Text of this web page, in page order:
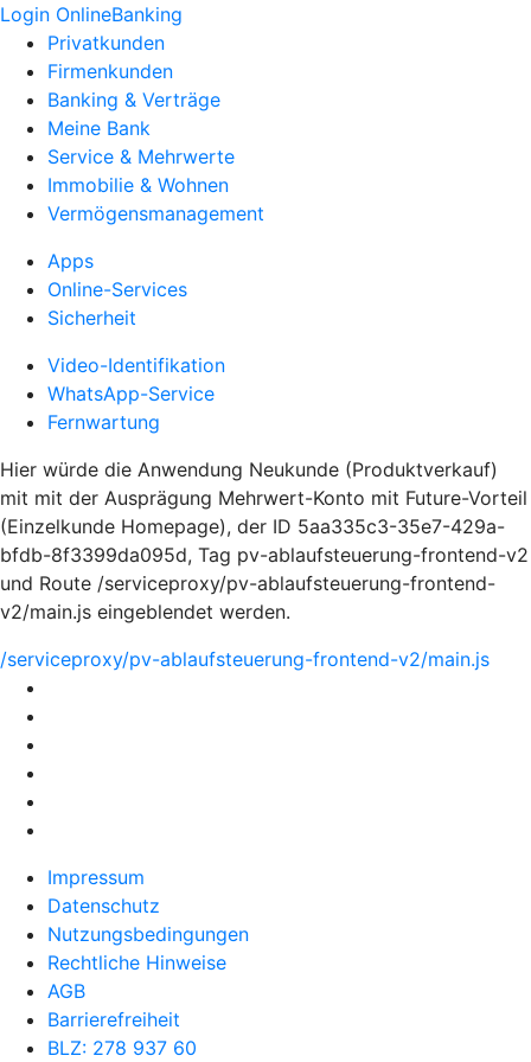
Login OnlineBanking
Privatkunden
Firmenkunden
Banking & Verträge
Meine Bank
Service & Mehrwerte
Immobilie & Wohnen
Vermögensmanagement
Apps
Online-Services
Sicherheit
Video-Identifikation
WhatsApp-Service
Fernwartung
Hier würde die Anwendung Neukunde (Produktverkauf)
mit mit der Ausprägung Mehrwert-Konto mit Future-Vorteil
(Einzelkunde Homepage), der ID 5aa335c3-35e7-429a-
bfdb-8f3399da095d, Tag pv-ablaufsteuerung-frontend-v2
und Route /serviceproxy/pv-ablaufsteuerung-frontend-
v2/main.js eingeblendet werden.
/serviceproxy/pv-ablaufsteuerung-frontend-v2/main.js
Impressum
Datenschutz
Nutzungsbedingungen
Rechtliche Hinweise
AGB
Barrierefreiheit
BLZ: 278 937 60